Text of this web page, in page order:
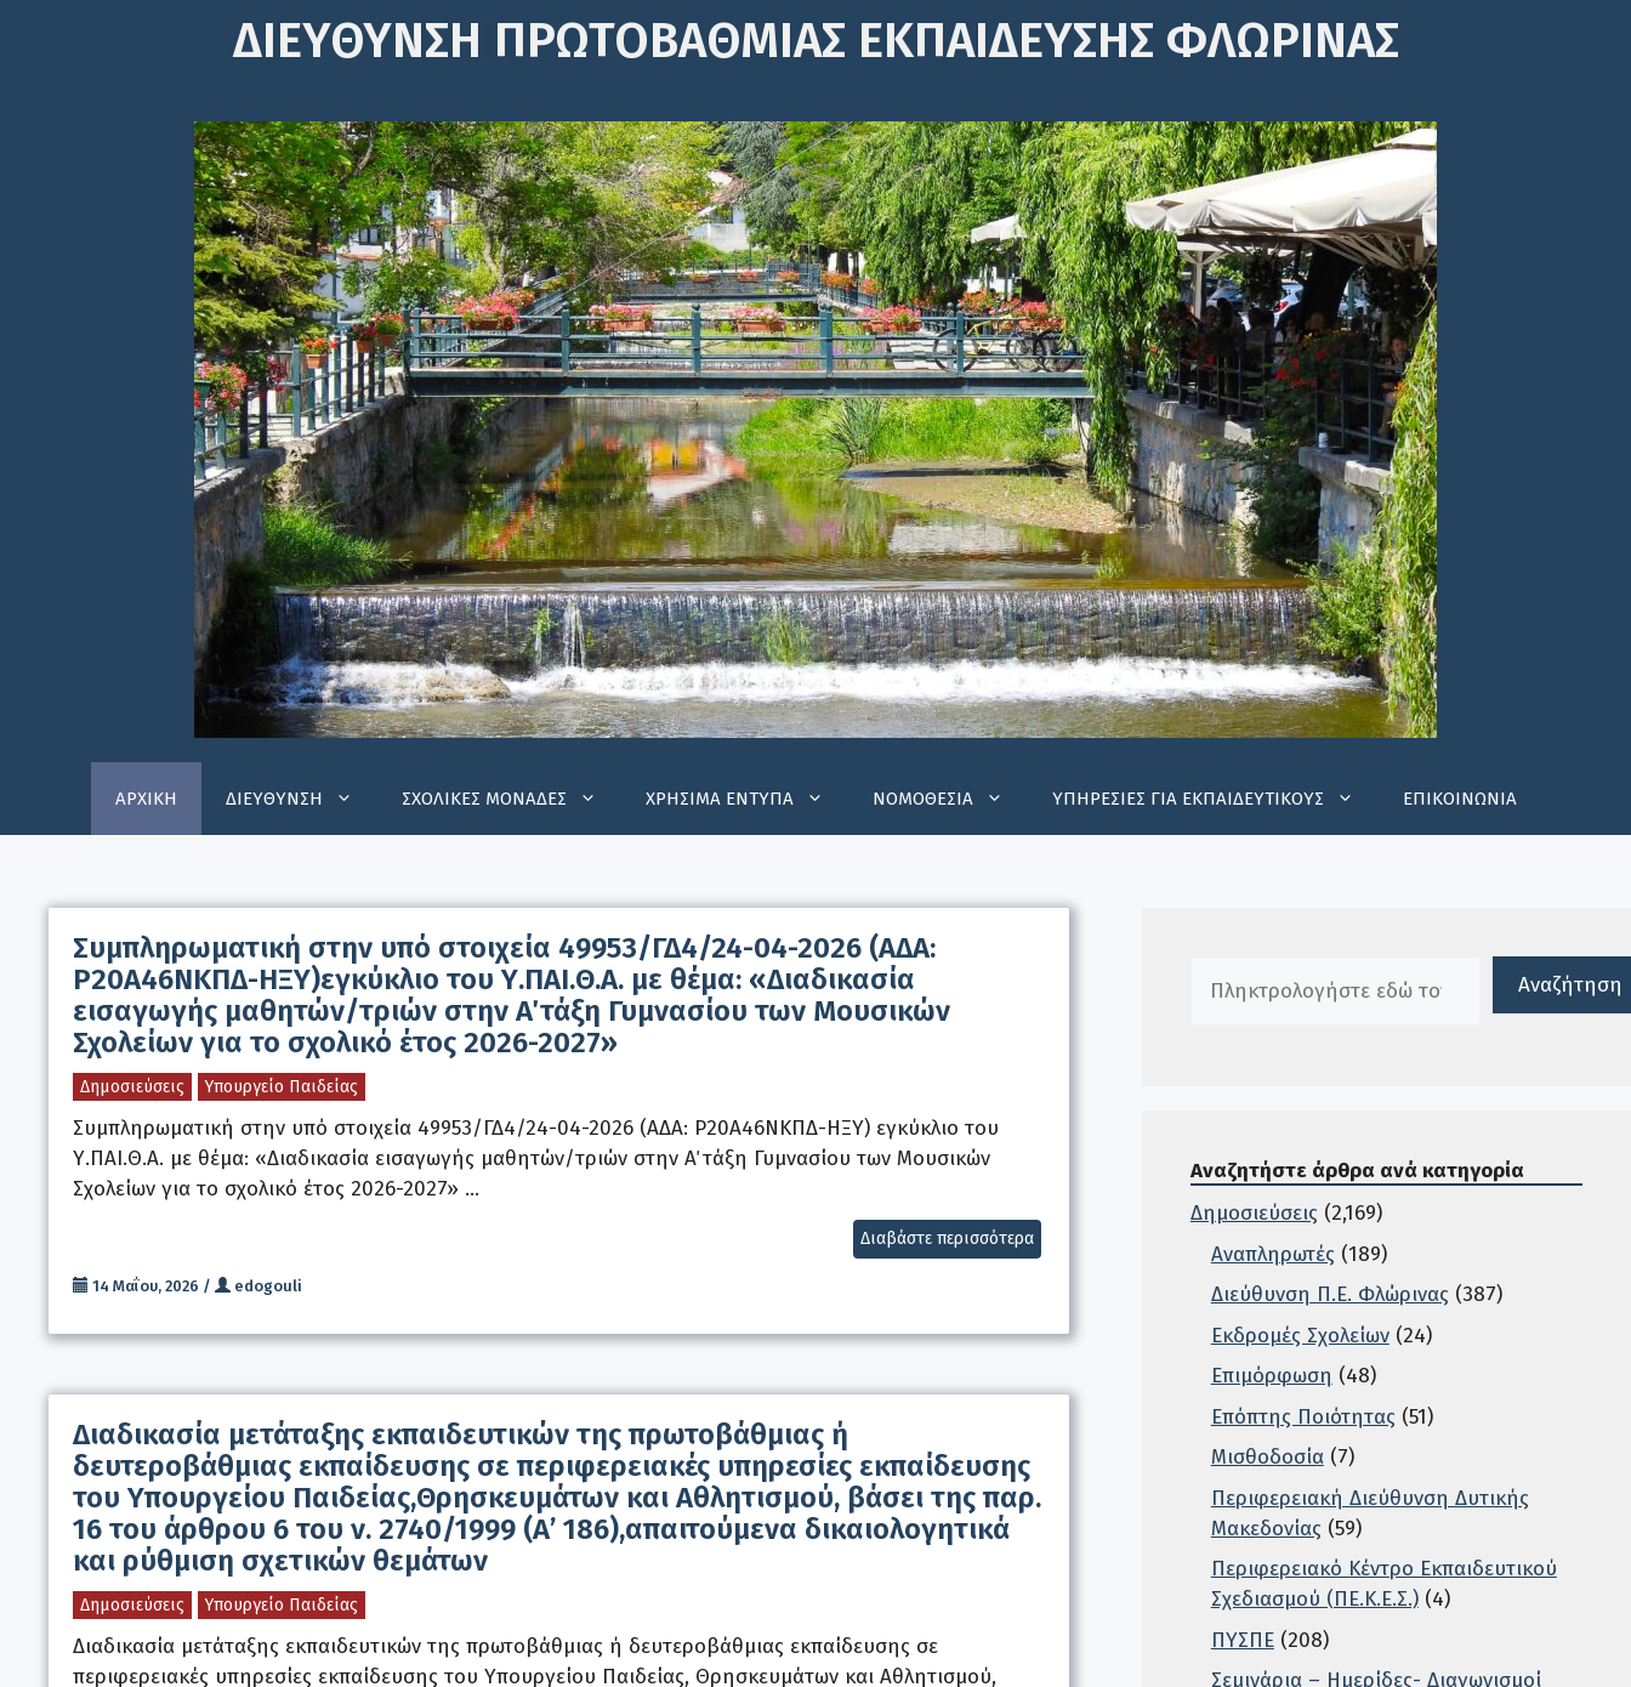
ΔΙΕΎΘΥΝΣΗ ΠΡΩΤΟΒΆΘΜΙΑΣ ΕΚΠΑΊΔΕΥΣΗΣ ΦΛΩΡΙΝΑΣ
ΑΡΧΙΚΗ ΔΙΕΥΘΥΝΣΗ ΣΧΟΛΙΚΕΣ ΜΟΝΑΔΕΣ ΧΡΗΣΙΜΑ ΕΝΤΥΠΑ ΝΟΜΟΘΕΣΙΑ ΥΠΗΡΕΣΙΕΣ ΓΙΑ ΕΚΠΑΙΔΕΥΤΙΚΟΥΣ ΕΠΙΚΟΙΝΩΝΙΑ
Συμπληρωματική στην υπό στοιχεία 49953/ΓΔ4/24-04-2026 (ΑΔΑ:
Ρ20Α46ΝΚΠΔ-ΗΞΥ)εγκύκλιο του Υ.ΠΑΙ.Θ.Α. με θέμα: «Διαδικασία
εισαγωγής μαθητών/τριών στην Α΄ τάξη Γυμνασίου των Μουσικών
Σχολείων για το σχολικό έτος 2026-2027»
Δημοσιεύσεις Υπουργείο Παιδείας
Συμπληρωματική στην υπό στοιχεία 49953/ΓΔ4/24-04-2026 (ΑΔΑ: Ρ20Α46ΝΚΠΔ-ΗΞΥ) εγκύκλιο του
Υ.ΠΑΙ.Θ.Α. με θέμα: «Διαδικασία εισαγωγής μαθητών/τριών στην Α΄ τάξη Γυμνασίου των Μουσικών
Σχολείων για το σχολικό έτος 2026-2027» …
Διαβάστε περισσότερα
14 Μαΐου, 2026 / edogouli
Διαδικασία μετάταξης εκπαιδευτικών της πρωτοβάθμιας ή
δευτεροβάθμιας εκπαίδευσης σε περιφερειακές υπηρεσίες εκπαίδευσης
του Υπουργείου Παιδείας,Θρησκευμάτων και Αθλητισμού, βάσει της παρ.
16 του άρθρου 6 του ν. 2740/1999 (Α’ 186),απαιτούμενα δικαιολογητικά
και ρύθμιση σχετικών θεμάτων
Δημοσιεύσεις Υπουργείο Παιδείας
Διαδικασία μετάταξης εκπαιδευτικών της πρωτοβάθμιας ή δευτεροβάθμιας εκπαίδευσης σε
περιφερειακές υπηρεσίες εκπαίδευσης του Υπουργείου Παιδείας, Θρησκευμάτων και Αθλητισμού,
Αναζήτηση
Αναζητήστε άρθρα ανά κατηγορία
Δημοσιεύσεις (2,169)
Αναπληρωτές (189)
Διεύθυνση Π.Ε. Φλώρινας (387)
Εκδρομές Σχολείων(24)
Επιμόρφωση (48)
Επόπτης Ποιότητας (51)
Μισθοδοσία(7)
Περιφερειακή Διεύθυνση Δυτικής
Μακεδονίας (59)
Περιφερειακό Κέντρο Εκπαιδευτικού
Σχεδιασμού (ΠΕ.Κ.Ε.Σ.)(4)
ΠΥΣΠΕ(208)
Σεμινάρια – Ημερίδες- Διαγωνισμοί